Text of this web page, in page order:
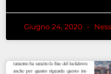
Giugno 24, 2020